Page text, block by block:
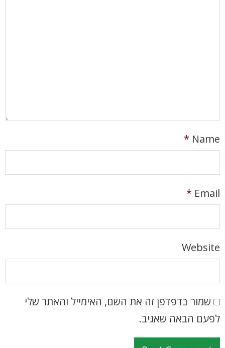
Name
*
Email
*
Website
שמור בדפדפן זה את השם, האימייל והאתר שלי
לפעם הבאה שאגיב.